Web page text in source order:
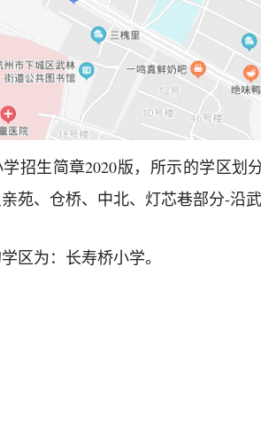
招生简章2020版，所示的学区划
苑、仓桥、中北、灯芯巷部分-沿
区为：长寿桥小学。